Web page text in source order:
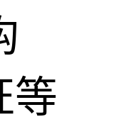
等